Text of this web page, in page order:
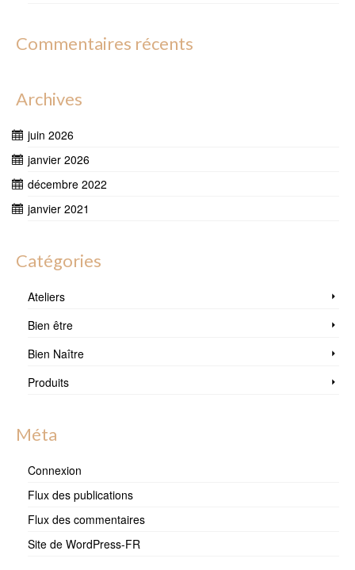
Commentaires récents
Archives
juin 2026
janvier 2026
décembre 2022
janvier 2021
Catégories
Ateliers
Bien être
Bien Naître
Produits
Méta
Connexion
Flux des publications
Flux des commentaires
Site de WordPress-FR